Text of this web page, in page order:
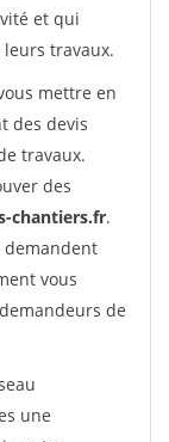
et qui
travaux.
mettre en
des devis
travaux.
des
chantiers.fr.
demandent
vous
de
une